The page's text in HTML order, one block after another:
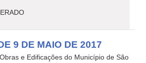
9 DE MAIO DE 2017
e Edificações do Município de São